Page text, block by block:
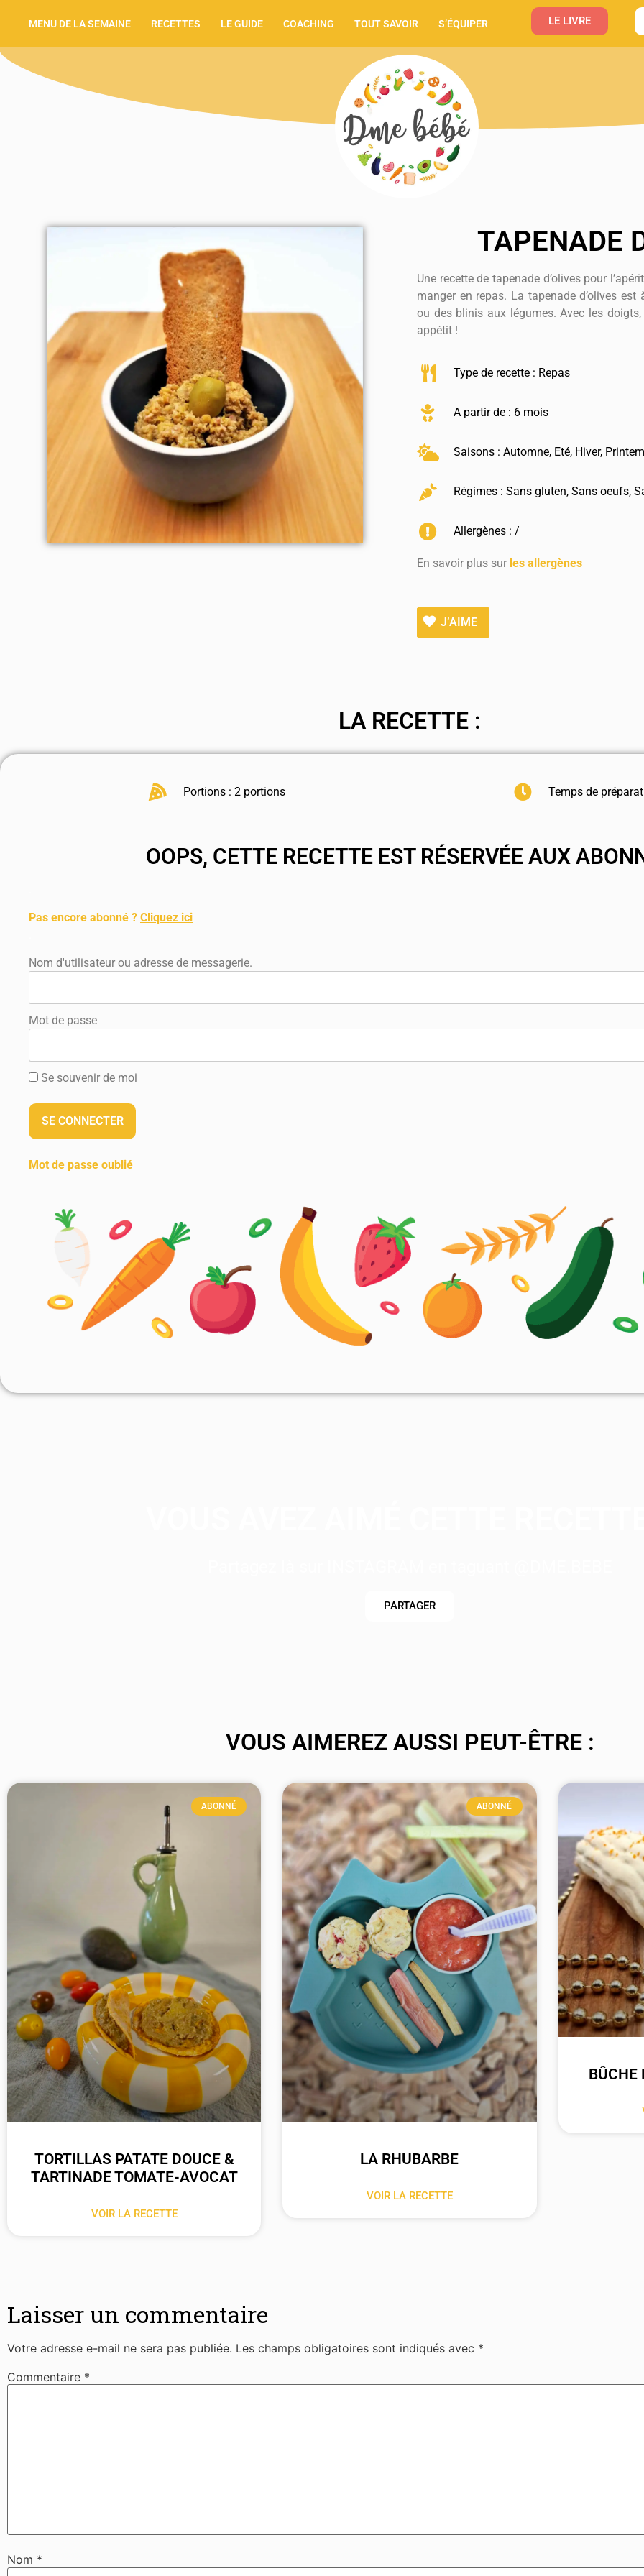
MENU DE LA SEMAINE RECETTES LE GUIDE COACHING TOUT SAVOIR S’ÉQUIPER LE LIVRE
TAPENADE
Une recette de tapenade d’olives pour
manger en repas. La tapenade d’olives
ou des blinis aux légumes. Avec les
appétit !
Type de recette : Repas
A partir de : 6 mois
Saisons :Automne, Eté, Hiver,
Régimes :Sans gluten,Sans oeufs,
Allergènes : /
En savoir plus sur les allergènes
J’AIME
LA RECETTE :
Portions : 2 portions Temps de
OOPS, CETTE RECETTE EST RÉSERVÉE AUX
Pas encore abonné ? Cliquez ici
Nom d'utilisateur ou adresse de messagerie.
Mot de passe
Se souvenir de moi
Mot de passe oublié
PARTAGER
VOUS AIMEREZ AUSSI PEUT-ÊTRE :
ABONNÉ
TORTILLAS PATATE DOUCE &
TARTINADE TOMATE-AVOCAT
VOIR LA RECETTE
ABONNÉ
LA RHUBARBE
VOIR LA RECETTE
BÛCHE
Laisser un commentaire
Votre adresse e-mail ne sera pas publiée. Les champs obligatoires sont indiqués avec *
Commentaire *
Nom *